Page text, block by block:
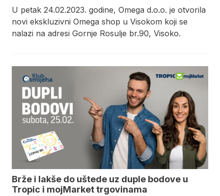
U petak 24.02.2023. godine, Omega d.o.o. je otvorila
novi ekskluzivni Omega shop u Visokom koji se
nalazi na adresi Gornje Rosulje br.90, Visoko.
Brže i lakše do uštede uz duple bodove u
Tropic i mojMarket trgovinama